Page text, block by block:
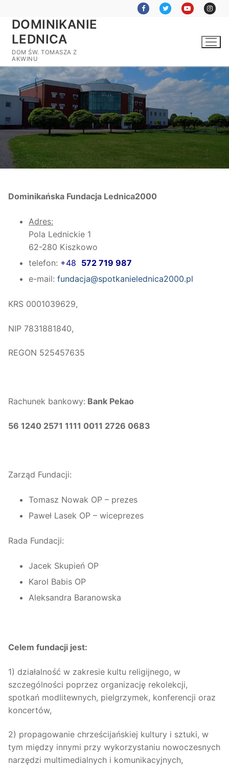
treściDOMINIKANIE
LEDNICA
DOM ŚW. TOMASZA Z
AKWINU
Dominikańska Fundacja Lednica2000
Adres:
Pola Lednickie 1
62-280 Kiszkowo
telefon: +48 572 719 987
e-mail: fundacja@spotkanielednica2000.pl
KRS 0001039629,
NIP 7831881840,
REGON 525457635
Rachunek bankowy: Bank Pekao
56 1240 2571 1111 0011 2726 0683
Zarząd Fundacji:
Tomasz Nowak OP – prezes
Paweł Lasek OP – wiceprezes
Rada Fundacji:
Jacek Skupień OP
Karol Babis OP
Aleksandra Baranowska
Celem fundacji jest:
1) działalność w zakresie kultu religijnego, w
szczególności poprzez organizację rekolekcji,
spotkań modlitewnych, pielgrzymek, konferencji oraz
koncertów,
2) propagowanie chrześcijańskiej kultury i sztuki, w
tym między innymi przy wykorzystaniu nowoczesnych
narzędzi multimedialnych i komunikacyjnych,